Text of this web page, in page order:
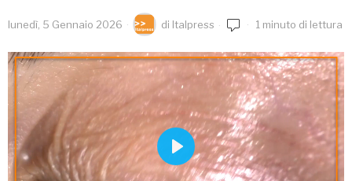
lunedì, 5 Gennaio 2026 di Italpress 1 minuto di lettura
PLAY